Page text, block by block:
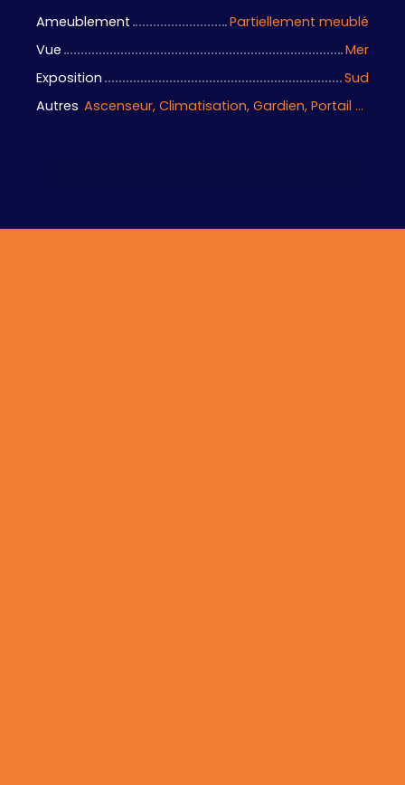
Ameublement
Partiellement meublé
Vue
Mer
Exposition
Sud
Autres
Ascenseur, Climatisation, Gardien, Portail motorisé, Porte blindée, Visiophone